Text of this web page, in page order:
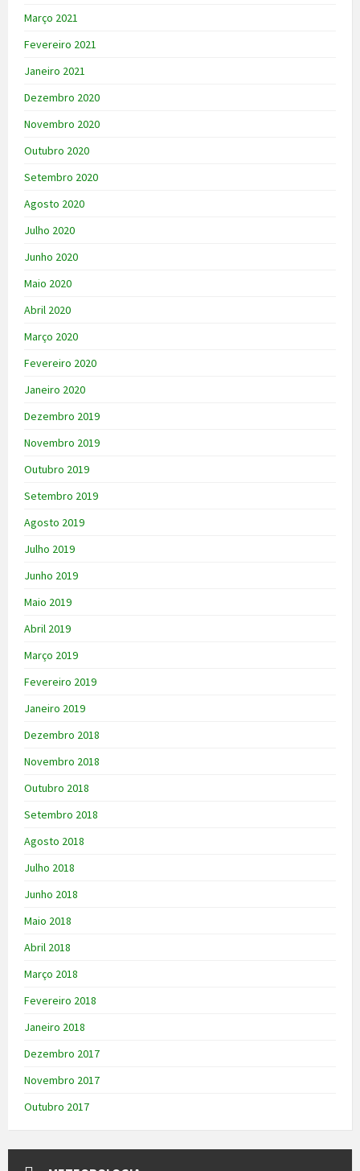
Março 2021
Fevereiro 2021
Janeiro 2021
Dezembro 2020
Novembro 2020
Outubro 2020
Setembro 2020
Agosto 2020
Julho 2020
Junho 2020
Maio 2020
Abril 2020
Março 2020
Fevereiro 2020
Janeiro 2020
Dezembro 2019
Novembro 2019
Outubro 2019
Setembro 2019
Agosto 2019
Julho 2019
Junho 2019
Maio 2019
Abril 2019
Março 2019
Fevereiro 2019
Janeiro 2019
Dezembro 2018
Novembro 2018
Outubro 2018
Setembro 2018
Agosto 2018
Julho 2018
Junho 2018
Maio 2018
Abril 2018
Março 2018
Fevereiro 2018
Janeiro 2018
Dezembro 2017
Novembro 2017
Outubro 2017